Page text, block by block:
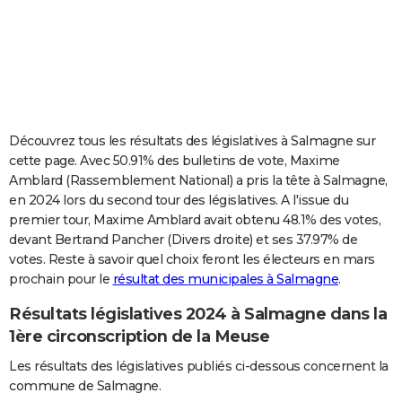
Carte de Noël
Carte Bonne année
Carte Saint-Valentin
Carte Pâques
Carte d'anniversaire
DICTIONNAIRE
Dictionnaire
Biographies
Citations
Expressions
Proverbes
PROGRAMME TV
COPAINS D'AVANT
S'inscrire
Se connecter
Lycées
Collèges
Primaires
Universités
Entreprises
Service militaire
Avis de recherche
AVIS DE DÉCÈS
FORUM
Bricolage
Lifestyle
Culture
Sport
Auto
Television
Voyage
Cinema
Découvrez tous les résultats des législatives à Salmagne sur
cette page. Avec 50.91% des bulletins de vote, Maxime
Amblard (Rassemblement National) a pris la tête à Salmagne,
en 2024 lors du second tour des législatives. A l'issue du
premier tour, Maxime Amblard avait obtenu 48.1% des votes,
devant Bertrand Pancher (Divers droite) et ses 37.97% de
votes. Reste à savoir quel choix feront les électeurs en mars
prochain pour le résultat des municipales à Salmagne.
Résultats législatives 2024 à Salmagne dans la
1ère circonscription de la Meuse
Les résultats des législatives publiés ci-dessous concernent la
commune de Salmagne.